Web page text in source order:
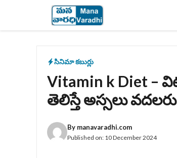
content
సినిమా కబుర్లు
Vitamin k Diet
తెలిస్తే అస్సలు
By manavaradhi.com
Published on: 10 December 2024